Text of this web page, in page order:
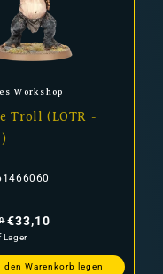
Workshop
Troll (LOTR -
€33,10
Lager
den Warenkorb legen